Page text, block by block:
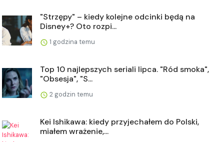
"Strzępy" – kiedy kolejne odcinki będą na
Disney+? Oto rozpi...
1 godzina temu
Top 10 najlepszych seriali lipca. "Ród smoka",
"Obsesja", "S...
2 godzin temu
Kei Ishikawa: kiedy przyjechałem do Polski,
miałem wrażenie,...